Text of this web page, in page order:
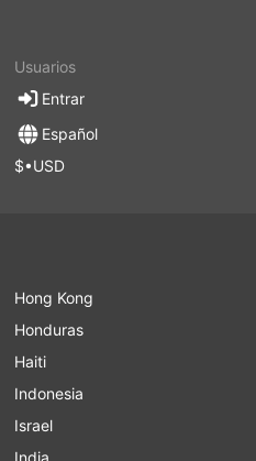
Usuarios
Entrar
Español
$•USD
Hong Kong
Honduras
Haiti
Indonesia
Israel
India